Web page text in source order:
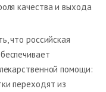
качества и выхода
что российская
помощи:
переходят из